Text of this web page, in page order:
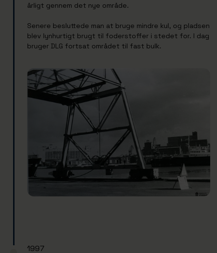
årligt gennem det nye område.
Senere besluttede man at bruge mindre kul, og pladsen
blev lynhurtigt brugt til foderstoffer i stedet for. I dag
bruger DLG fortsat området til fast bulk.
1997